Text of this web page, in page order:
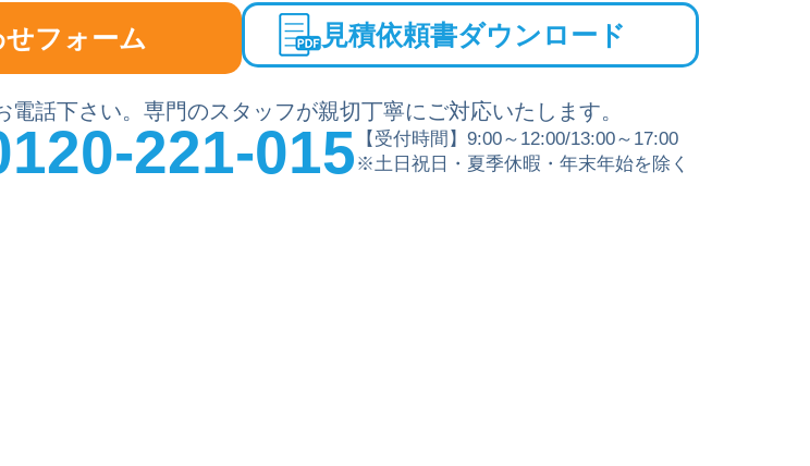
フォーム 見積依頼書ダウンロード
電話下さい。専門のスタッフが親切丁寧にご対応いたします。
221-015
【受付時間】9:00～12:00/13:00～17:00
※土日祝日・夏季休暇・年末年始を除く